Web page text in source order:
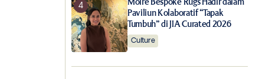
Paviliun Kolaboratif “Tapak
Tumbuh” di JIA Curated 2026
Culture